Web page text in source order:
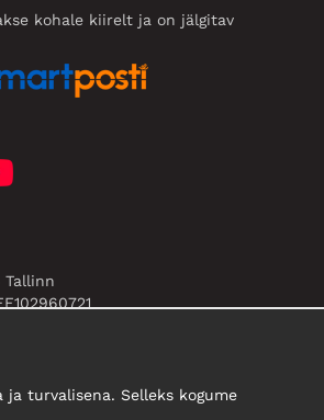
kohale kiirelt ja on jälgitav
Tallinn
turvalisena. Selleks kogume